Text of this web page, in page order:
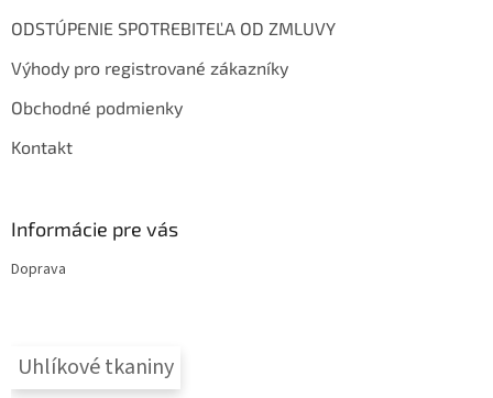
ODSTÚPENIE SPOTREBITEĽA OD ZMLUVY
Výhody pro registrované zákazníky
Obchodné podmienky
Kontakt
Informácie pre vás
Doprava
Uhlíkové tkaniny